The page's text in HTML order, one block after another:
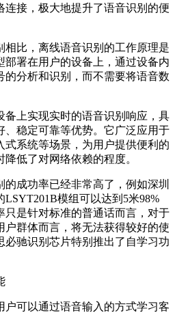
连接，极大地提升了语音识别的便
比，离线语音识别的工作原理是
部署在用户的设备上，通过设备内
的分析和识别，而不需要将语音数
上实现实时的语音识别响应，具
、稳定可靠等优势。它广泛应用于
式系统等场景，为用户提供便利的
低了对网络依赖的程度。
成功率已经非常高了，例如深圳
模组可以达到5米98%
只是针对标准的普通话而言，对于
户群体而言，将无法获得较好的使
必驰识别芯片特别推出了自学习功
可以通过语音输入的方式学习客